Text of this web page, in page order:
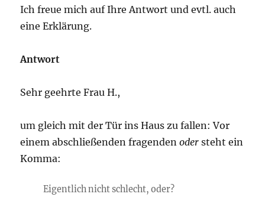
Ich freue mich auf Ihre Antwort und evtl. auch
eine Erklärung.
Antwort
Sehr geehrte Frau H.,
um gleich mit der Tür ins Haus zu fallen: Vor
einem abschließenden fragendenoder steht ein
Komma:
Eigentlich nicht schlecht, oder?